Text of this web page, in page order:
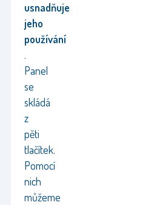
usnadňuje
jeho
používání
.
Panel
se
skládá
z
pěti
tlačítek.
Pomocí
nich
můžeme